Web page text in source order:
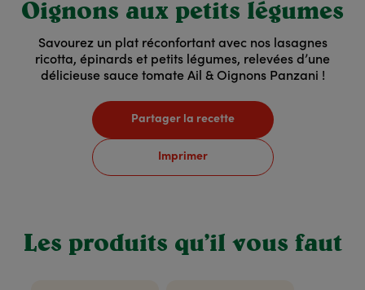
Oignons aux petits légumes
Savourez un plat réconfortant avec nos lasagnes
ricotta, épinards et petits légumes, relevées d’une
délicieuse sauce tomate Ail & Oignons Panzani !
Partager la recette
Imprimer
Les produits qu’il vous faut